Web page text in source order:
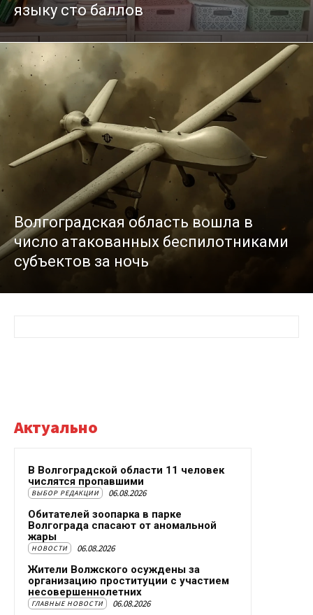
языку сто баллов
Волгоградская область вошла в
число атакованных беспилотниками
субъектов за ночь
Актуально
В Волгоградской области 11 человек
числятся пропавшими
ВЫБОР РЕДАКЦИИ 06.08.2026
Обитателей зоопарка в парке
Волгограда спасают от аномальной
жары
НОВОСТИ 06.08.2026
Жители Волжского осуждены за
организацию проституции с участием
несовершеннолетних
ГЛАВНЫЕ НОВОСТИ 06.08.2026